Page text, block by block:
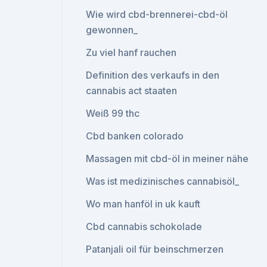
Wie wird cbd-brennerei-cbd-öl
gewonnen_
Zu viel hanf rauchen
Definition des verkaufs in den
cannabis act staaten
Weiß 99 thc
Cbd banken colorado
Massagen mit cbd-öl in meiner nähe
Was ist medizinisches cannabisöl_
Wo man hanföl in uk kauft
Cbd cannabis schokolade
Patanjali oil für beinschmerzen